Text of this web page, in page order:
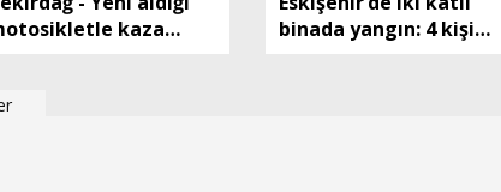
kaza
binada yangın: 4 kişi